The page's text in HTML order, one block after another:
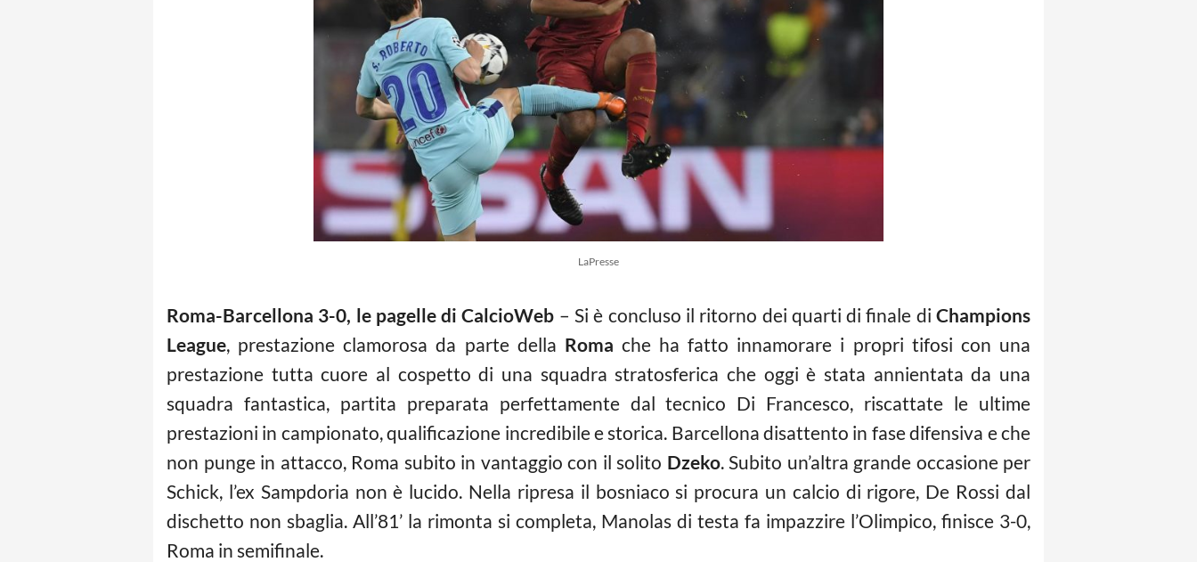
LaPresse
Roma-Barcellona 3-0, le pagelle di CalcioWeb – Si è concluso il ritorno dei quarti di finale diChampions
League, prestazione clamorosa da parte della Roma che ha fatto innamorare i propri tifosi con una
prestazione tutta cuore al cospetto di una squadra stratosferica che oggi è stata annientata da una
squadra fantastica, partita preparata perfettamente dal tecnico Di Francesco, riscattate le ultime
prestazioni in campionato, qualificazione incredibile e storica. Barcellona disattento in fase difensiva e che
non punge in attacco, Roma subito in vantaggio con il solito Dzeko. Subito un’altra grande occasione per
Schick, l’ex Sampdoria non è lucido. Nella ripresa il bosniaco si procura un calcio di rigore, De Rossi dal
dischetto non sbaglia. All’81’ la rimonta si completa, Manolas di testa fa impazzire l’Olimpico, finisce 3-0,
Roma in semifinale.